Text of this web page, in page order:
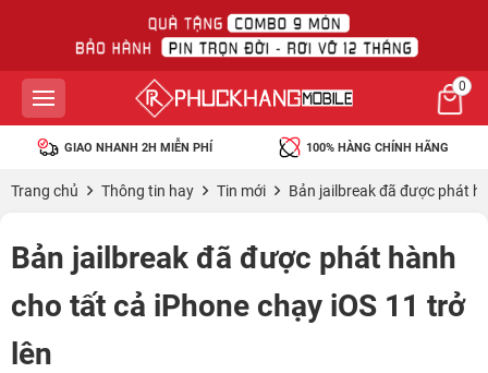
0
GIAO NHANH 2H MIỄN PHÍ 100% HÀNG CHÍNH HÃNG
Trang chủ Thông tin hay Tin mới Bản jailbreak đã được phát
Bản jailbreak đã được phát hành
cho tất cả iPhone chạy iOS 11 trở
lên